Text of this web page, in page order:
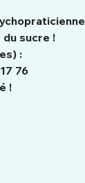
sucre !
:
76
!